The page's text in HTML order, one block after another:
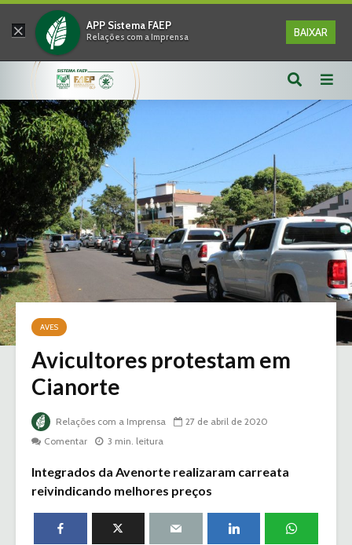
× APP Sistema FAEP
Relações com a Imprensa BAIXAR
AVES
Avicultores protestam em
Cianorte
Relações com a Imprensa
27 de abril de 2020
Comentar
3 min. leitura
Integrados da Avenorte realizaram carreata
reivindicando melhores preços